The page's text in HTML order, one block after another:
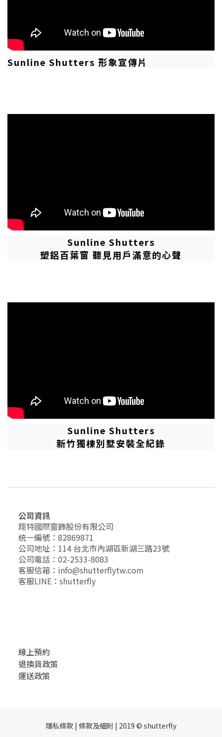
Sunline Shutters 形象宣傳片
Sunline Shutters
塑鋁百葉窗 聽見用戶滿意的心聲
Sunline Shutters
新竹獨棟別墅安裝全紀錄
公司資訊
翔特國際窗飾股份有限公司
統一編號：82869871
公司地址：114 台北市內湖區新湖三路23號
公司電話：02-2533-8083
客服信箱：info@shutterflytw.com
客服LINE：shutterfly
線上預約
退換貨政策
運送政策
隱私條款 | 條款及細則 | 2019 © shutterfly